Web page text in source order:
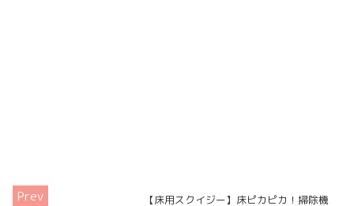
【床用スクイジー】床ピカピカ！掃除機